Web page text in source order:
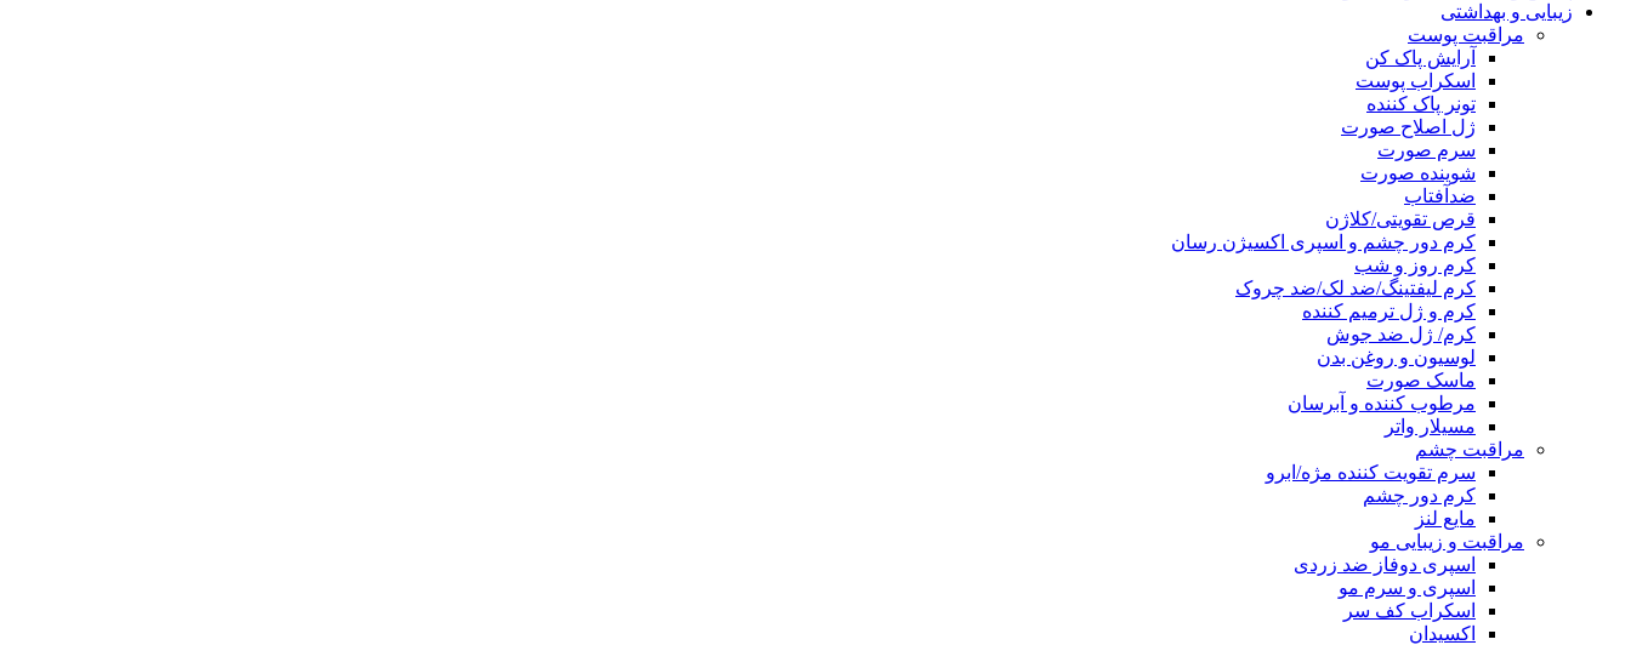
زیبایی و بهداشتی
مراقبت پوست
آرایش پاک کن
اسکراب پوست
تونر پاک کننده
ژل اصلاح صورت
سرم صورت
شوینده صورت
ضدآفتاب
قرص تقویتی/کلاژن
کرم دور چشم و اسپری اکسیژن رسان
کرم روز و شب
کرم لیفتینگ/ضد لک/ضد چروک
کرم و ژل ترمیم کننده
کرم/ ژل ضد جوش
لوسیون و روغن بدن
ماسک صورت
مرطوب کننده و آبرسان
مسیلار واتر
مراقبت چشم
سرم تقویت کننده مژه/ابرو
کرم دور چشم
مایع لنز
مراقبت و زیبایی مو
اسپری دوفاز ضد زردی
اسپری و سرم مو
اسکراب کف سر
اکسیدان